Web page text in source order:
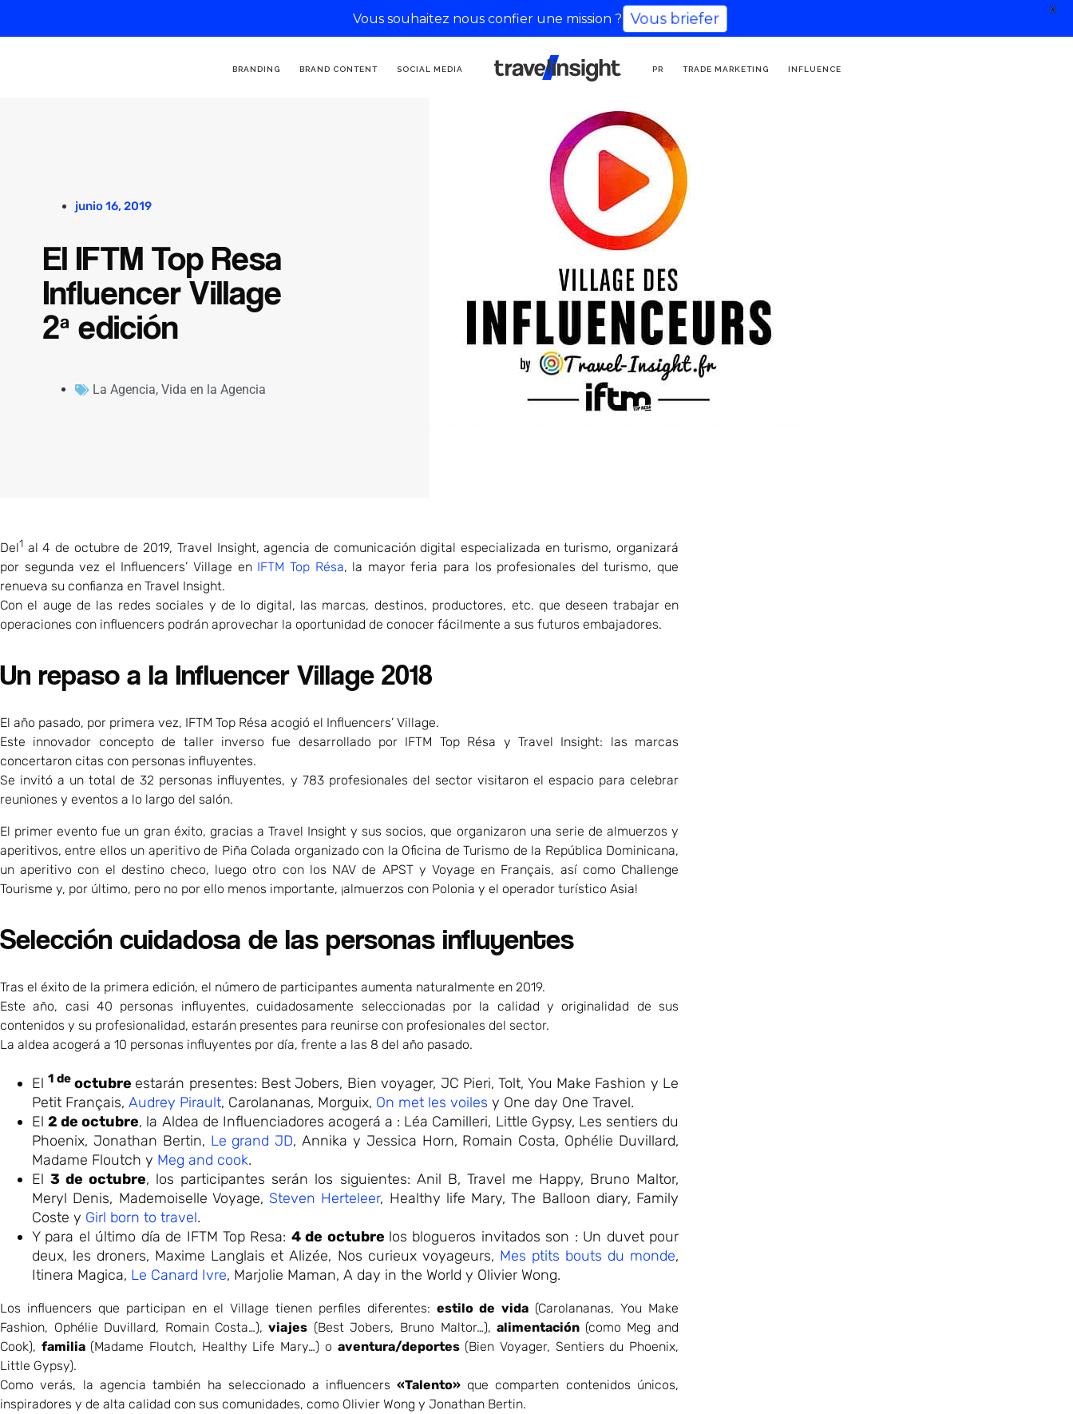
BRANDING BRAND CONTENT SOCIAL MEDIA
AGENCIA DE
COMUNICACIÓN TURÍSTICA
PR TRADE MARKETING INFLUENCE
junio 16, 2019
El IFTM Top Resa
Influencer Village
2ª edición
La Agencia, Vida en la Agencia
Del1 al 4 de octubre de 2019, Travel Insight, agencia de comunicación digital especializada en turismo, organizará
por segunda vez el Influencers’ Village en IFTM Top Résa, la mayor feria para los profesionales del turismo, que
renueva su confianza en Travel Insight.
Con el auge de las redes sociales y de lo digital, las marcas, destinos, productores, etc. que deseen trabajar en
operaciones con influencers podrán aprovechar la oportunidad de conocer fácilmente a sus futuros embajadores.
Un repaso a la Influencer Village 2018
El año pasado, por primera vez, IFTM Top Résa acogió el Influencers’ Village.
Este innovador concepto de taller inverso fue desarrollado por IFTM Top Résa y Travel Insight: las marcas
concertaron citas con personas influyentes.
Se invitó a un total de 32 personas influyentes, y 783 profesionales del sector visitaron el espacio para celebrar
reuniones y eventos a lo largo del salón.
El primer evento fue un gran éxito, gracias a Travel Insight y sus socios, que organizaron una serie de almuerzos y
aperitivos, entre ellos un aperitivo de Piña Colada organizado con la Oficina de Turismo de la República Dominicana,
un aperitivo con el destino checo, luego otro con los NAV de APST y Voyage en Français, así como Challenge
Tourisme y, por último, pero no por ello menos importante, ¡almuerzos con Polonia y el operador turístico Asia!
Selección cuidadosa de las personas influyentes
Tras el éxito de la primera edición, el número de participantes aumenta naturalmente en 2019.
Este año, casi 40 personas influyentes, cuidadosamente seleccionadas por la calidad y originalidad de sus
contenidos y su profesionalidad, estarán presentes para reunirse con profesionales del sector.
La aldea acogerá a 10 personas influyentes por día, frente a las 8 del año pasado.
El1 deoctubre estarán presentes: Best Jobers, Bien voyager, JC Pieri, Tolt, You Make Fashion y Le
Petit Français, Audrey Pirault, Carolananas, Morguix, On met les voiles y One day One Travel.
El2 de octubre, la Aldea de Influenciadores acogerá a : Léa Camilleri, Little Gypsy, Les sentiers du
Phoenix, Jonathan Bertin, Le grand JD, Annika y Jessica Horn, Romain Costa, Ophélie Duvillard,
Madame Floutch y Meg and cook.
El3 de octubre, los participantes serán los siguientes: Anil B, Travel me Happy, Bruno Maltor,
Meryl Denis, Mademoiselle Voyage, Steven Herteleer, Healthy life Mary, The Balloon diary, Family
Coste y Girl born to travel.
Y para el último día de IFTM Top Resa: 4 de octubre los blogueros invitados son : Un duvet pour
deux, les droners, Maxime Langlais et Alizée, Nos curieux voyageurs, Mes ptits bouts du monde,
Itinera Magica, Le Canard Ivre, Marjolie Maman, A day in the World y Olivier Wong.
Los influencers que participan en el Village tienen perfiles diferentes:estilo de vida(Carolananas, You Make
Fashion, Ophélie Duvillard, Romain Costa…), viajes (Best Jobers, Bruno Maltor…),alimentación (como Meg and
Cook), familia(Madame Floutch, Healthy Life Mary…) o aventura/deportes(Bien Voyager, Sentiers du Phoenix,
Little Gypsy).
Como verás, la agencia también ha seleccionado a influencers «Talento»que comparten contenidos únicos,
inspiradores y de alta calidad con sus comunidades, como Olivier Wong y Jonathan Bertin.
Vous souhaitez nous confier une mission ? Vous briefer
X